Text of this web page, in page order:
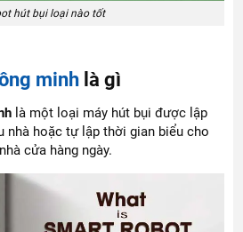
hút bụi loại nào tốt
minh là gì
là một loại máy hút bụi được lập
nhà hoặc tự lập thời gian biểu cho
cửa hàng ngày.